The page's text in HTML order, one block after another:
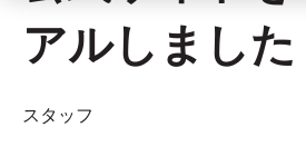
アルしました
スタッフ